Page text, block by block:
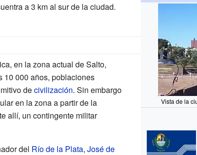
Vista de la
a 3 km al sur de la ciudad.
en la zona actual de Salto,
10 000 años, poblaciones
decivilización. Sin embargo
en la zona a partir de la
allí, un contingente militar
del Río de la Plata, José de